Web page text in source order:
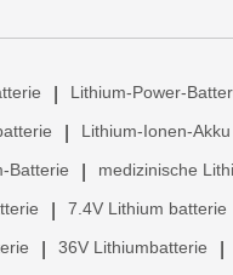
Lithium-Power-
Lithium-Ionen-Akku
Batterie medizinische
7.4V Lithium batterie
36V Lithiumbatterie